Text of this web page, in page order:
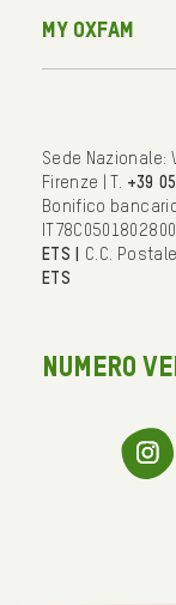
My Oxfam
Sede Nazionale:
Firenze | T. +39
Bonifico
ETS | C.C.
ETS
NUMERO